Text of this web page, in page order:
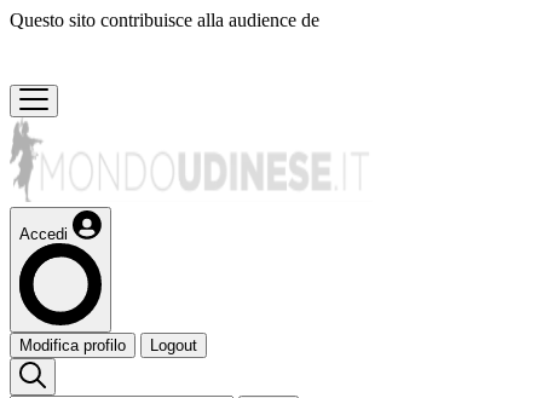
Questo sito contribuisce alla audience de
Accedi
Modifica profilo Logout